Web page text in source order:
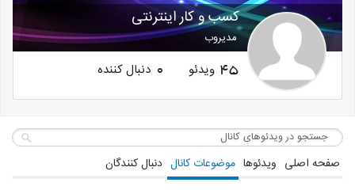
کسب و کار اینترنتی
مدیروب
45 ویدئو 0 دنبال کننده
صفحه اصلی ویدئوها موضوعات کانال دنبال کنندگان